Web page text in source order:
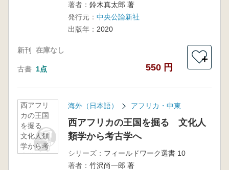
著者： 鈴木真太郎 著
発行元： 中央公論新社
出版年： 2020
新刊 在庫なし
古書 1点 550 円
＋
西アフリ
カの王国
を掘る
文化人類
学から考
古学へ
海外（日本語） アフリカ・中東
西アフリカの王国を掘る 文化人
類学から考古学へ
シリーズ： フィールドワーク選書 10
著者： 竹沢尚一郎 著